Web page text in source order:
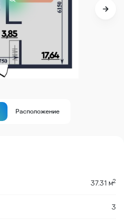
Расположение
37.31 м2
3